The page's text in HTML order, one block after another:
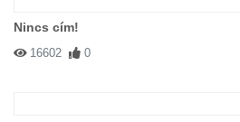
Nincs cím!
16602 0